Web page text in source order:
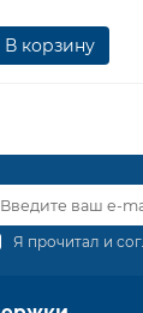
В корзину
Я прочитал и